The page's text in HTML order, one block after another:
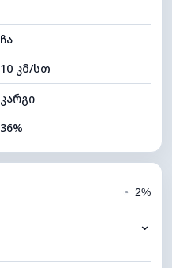
7 (ნათელი)
10400 მ
ჩა
10 კმ/სთ
კარგი
36%
◔ 2%
⌄